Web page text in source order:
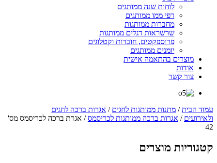
לוחות שנה ממותגים
דפי ממו ממותגים
מחברות ממותגות
שרשראות דגלים ממותגות
פרוספקטים, חוברות וקטלוגים
יומנים ממותגים
מוצרים בהתאמה אישית
אודות
צור קשר
עמוד הבית/ מתנות ממותגות לחגים / אגרות ברכה לחגים
ולאירועים / אגרות ברכה ממותגות לכריסמס/ אגרת ברכה לכריסמס מס'
42
קטגוריות מוצרים